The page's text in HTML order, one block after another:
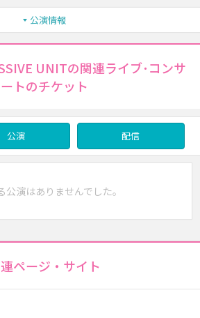
公演情報
UNITの関連ライブ･コンサ
ートのチケット
公演 配信
公演はありませんでした。
ページ・サイト